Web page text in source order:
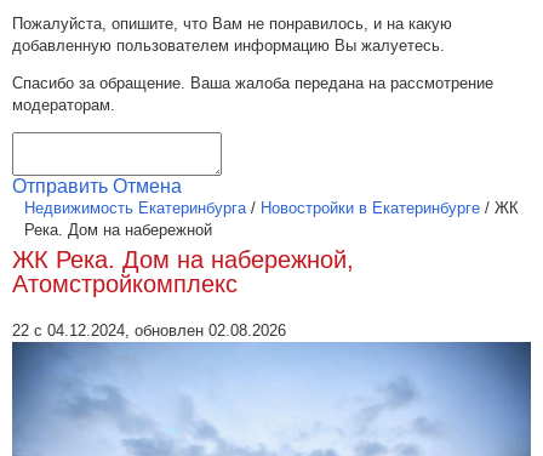
Пожалуйста, опишите, что Вам не понравилось, и на какую
добавленную пользователем информацию Вы жалуетесь.
Спасибо за обращение. Ваша жалоба передана на рассмотрение
модераторам.
Отправить Отмена
Недвижимость Екатеринбурга/ Новостройки в Екатеринбурге / ЖК
Река. Дом на набережной
ЖК Река. Дом на набережной,
Атомстройкомплекс
22 с 04.12.2024, обновлен 02.08.2026